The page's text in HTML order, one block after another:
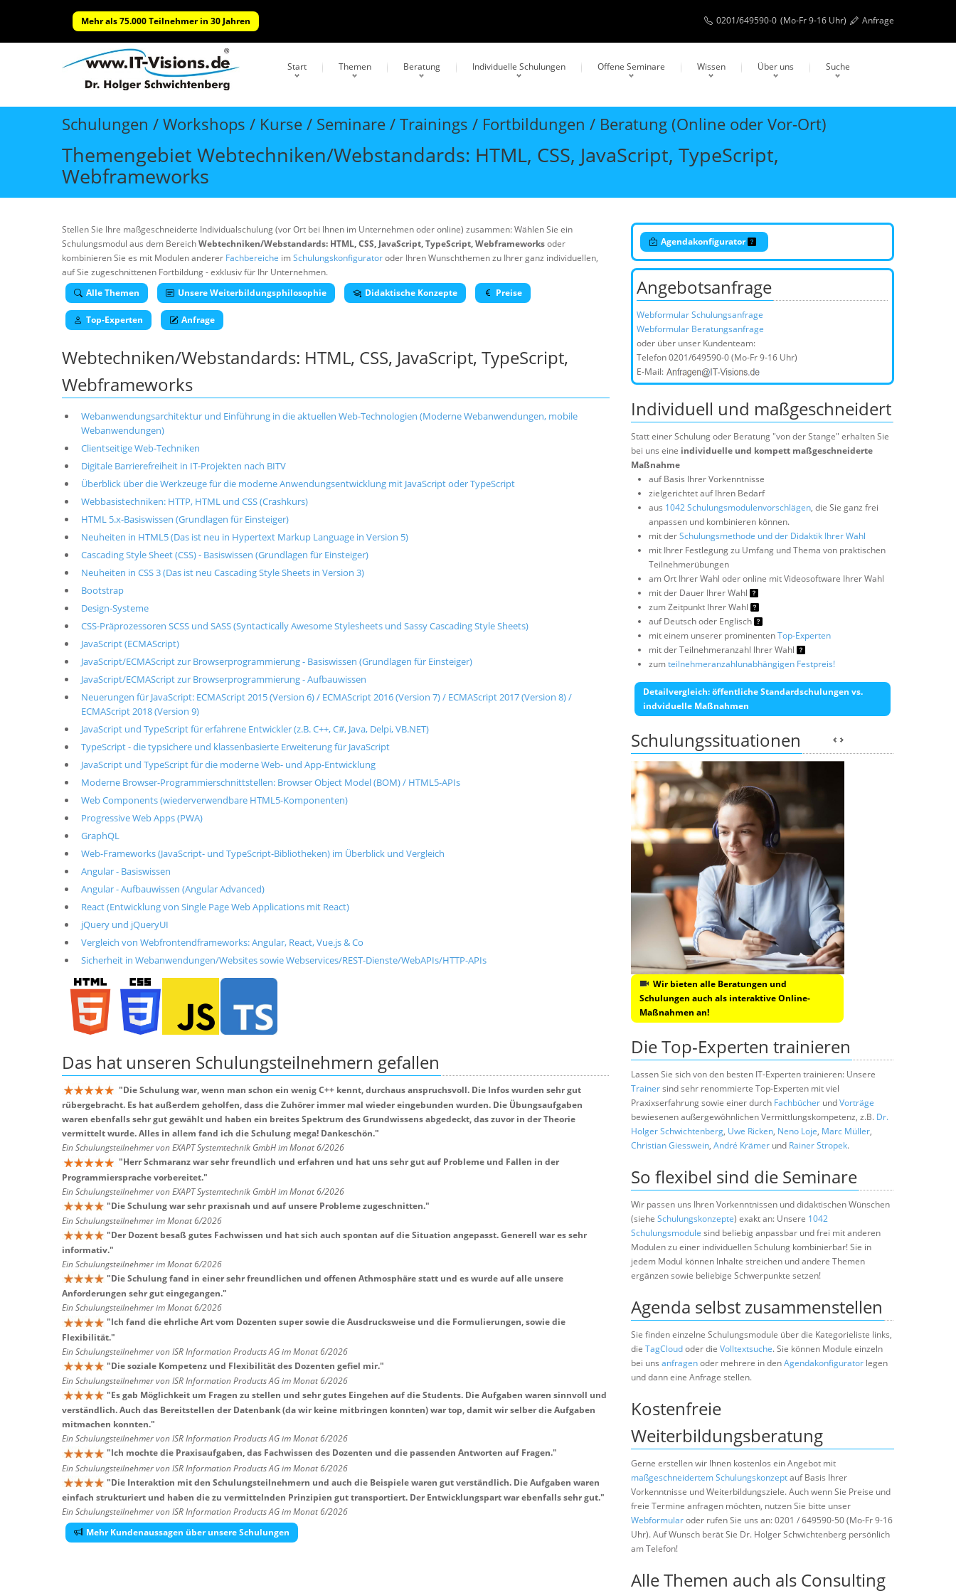
Mehr als 75.000 Teilnehmer in 30 Jahren 0201/649590-0 (Mo-Fr 9-16 Uhr) Anfrage
Start Themen Beratung Individuelle Schulungen Offene Seminare Wissen Über uns Suche
Schulungen / Workshops / Kurse / Seminare / Trainings / Fortbildungen / Beratung (Online oder Vor-Ort)
Themengebiet Webtechniken/Webstandards: HTML, CSS, JavaScript, TypeScript,
Webframeworks
Stellen Sie Ihre maßgeschneiderte Individualschulung (vor Ort bei Ihnen im Unternehmen oder online) zusammen: Wählen Sie ein
Schulungsmodul aus dem BereichWebtechniken/Webstandards: HTML, CSS, JavaScript, TypeScript, Webframeworksoder
kombinieren Sie es mit Modulen anderer Fachbereiche imSchulungskonfiguratoroder Ihren Wunschthemen zu Ihrer ganz individuellen,
auf Sie zugeschnittenen Fortbildung - exklusiv für Ihr Unternehmen.
Alle Themen
Unsere Weiterbildungsphilosophie Didaktische Konzepte Preise
Top-Experten Anfrage
Webtechniken/Webstandards: HTML, CSS, JavaScript, TypeScript,
Webframeworks
Webanwendungsarchitektur und Einführung in die aktuellen Web-Technologien (Moderne Webanwendungen, mobile
Webanwendungen)
Clientseitige Web-Techniken
Digitale Barrierefreiheit in IT-Projekten nach BITV
Überblick über die Werkzeuge für die moderne Anwendungsentwicklung mit JavaScript oder TypeScript
Webbasistechniken: HTTP, HTML und CSS (Crashkurs)
HTML 5.x-Basiswissen (Grundlagen für Einsteiger)
Neuheiten in HTML5 (Das ist neu in Hypertext Markup Language in Version 5)
Cascading Style Sheet (CSS) - Basiswissen (Grundlagen für Einsteiger)
Neuheiten in CSS 3 (Das ist neu Cascading Style Sheets in Version 3)
Bootstrap
Design-Systeme
CSS-Präprozessoren SCSS und SASS (Syntactically Awesome Stylesheets und Sassy Cascading Style Sheets)
JavaScript (ECMAScript)
JavaScript/ECMAScript zur Browserprogrammierung - Basiswissen (Grundlagen für Einsteiger)
JavaScript/ECMAScript zur Browserprogrammierung - Aufbauwissen
Neuerungen für JavaScript: ECMAScript 2015 (Version 6) / ECMAScript 2016 (Version 7) / ECMAScript 2017 (Version 8) /
ECMAScript 2018 (Version 9)
JavaScript und TypeScript für erfahrene Entwickler (z.B. C++, C#, Java, Delpi, VB.NET)
TypeScript - die typsichere und klassenbasierte Erweiterung für JavaScript
JavaScript und TypeScript für die moderne Web- und App-Entwicklung
Moderne Browser-Programmierschnittstellen: Browser Object Model (BOM) / HTML5-APIs
Web Components (wiederverwendbare HTML5-Komponenten)
Progressive Web Apps (PWA)
GraphQL
Web-Frameworks (JavaScript- und TypeScript-Bibliotheken) im Überblick und Vergleich
Angular - Basiswissen
Angular - Aufbauwissen (Angular Advanced)
React (Entwicklung von Single Page Web Applications mit React)
jQuery und jQueryUI
Vergleich von Webfrontendframeworks: Angular, React, Vue.js & Co
Sicherheit in Webanwendungen/Websites sowie Webservices/REST-Dienste/WebAPIs/HTTP-APIs
Das hat unseren Schulungsteilnehmern gefallen
"Die Schulung war, wenn man schon ein wenig C++ kennt, durchaus anspruchsvoll. Die Infos wurden sehr gut
rübergebracht. Es hat außerdem geholfen, dass die Zuhörer immer mal wieder eingebunden wurden. Die Übungsaufgaben
waren ebenfalls sehr gut gewählt und haben ein breites Spektrum des Grundwissens abgedeckt, das zuvor in der Theorie
vermittelt wurde. Alles in allem fand ich die Schulung mega! Dankeschön."
Ein Schulungsteilnehmer von EXAPT Systemtechnik GmbH im Monat 6/2026
"Herr Schmaranz war sehr freundlich und erfahren und hat uns sehr gut auf Probleme und Fallen in der
Programmiersprache vorbereitet."
Ein Schulungsteilnehmer von EXAPT Systemtechnik GmbH im Monat 6/2026
"Die Schulung war sehr praxisnah und auf unsere Probleme zugeschnitten."
Ein Schulungsteilnehmer im Monat 6/2026
"Der Dozent besaß gutes Fachwissen und hat sich auch spontan auf die Situation angepasst. Generell war es sehr
informativ."
Ein Schulungsteilnehmer im Monat 6/2026
"Die Schulung fand in einer sehr freundlichen und offenen Athmosphäre statt und es wurde auf alle unsere
Anforderungen sehr gut eingegangen."
Ein Schulungsteilnehmer im Monat 6/2026
"Ich fand die ehrliche Art vom Dozenten super sowie die Ausdrucksweise und die Formulierungen, sowie die
Flexibilität."
Ein Schulungsteilnehmer von ISR Information Products AG im Monat 6/2026
"Die soziale Kompetenz und Flexibilität des Dozenten gefiel mir."
Ein Schulungsteilnehmer von ISR Information Products AG im Monat 6/2026
"Es gab Möglichkeit um Fragen zu stellen und sehr gutes Eingehen auf die Students. Die Aufgaben waren sinnvoll und
verständlich. Auch das Bereitstellen der Datenbank (da wir keine mitbringen konnten) war top, damit wir selber die Aufgaben
mitmachen konnten."
Ein Schulungsteilnehmer von ISR Information Products AG im Monat 6/2026
"Ich mochte die Praxisaufgaben, das Fachwissen des Dozenten und die passenden Antworten auf Fragen."
Ein Schulungsteilnehmer von ISR Information Products AG im Monat 6/2026
"Die Interaktion mit den Schulungsteilnehmern und auch die Beispiele waren gut verständlich. Die Aufgaben waren
einfach strukturiert und haben die zu vermittelnden Prinzipien gut transportiert. Der Entwicklungspart war ebenfalls sehr gut."
Ein Schulungsteilnehmer von ISR Information Products AG im Monat 6/2026
Mehr Kundenaussagen über unsere Schulungen
Agendakonfigurator
Angebotsanfrage
Webformular Schulungsanfrage
Webformular Beratungsanfrage
oder über unser Kundenteam:
Telefon0201/649590-0(Mo-Fr 9-16 Uhr)
E-Mail:
Individuell und maßgeschneidert
Statt einer Schulung oder Beratung "von der Stange" erhalten Sie
bei uns eine individuelle und kompett maßgeschneiderte
Maßnahme
auf Basis Ihrer Vorkenntnisse
zielgerichtet auf Ihren Bedarf
aus 1042 Schulungsmodulenvorschlägen, die Sie ganz frei
anpassen und kombinieren können.
mit derSchulungsmethode und der Didaktik Ihrer Wahl
mit Ihrer Festlegung zu Umfang und Thema von praktischen
Teilnehmerübungen
am Ort Ihrer Wahl oder online mit Videosoftware Ihrer Wahl
mit der Dauer Ihrer Wahl
zum Zeitpunkt Ihrer Wahl
auf Deutsch oder Englisch
mit einem unserer prominentenTop-Experten
mit der Teilnehmeranzahl Ihrer Wahl
zumteilnehmeranzahlunabhängigen Festpreis!
Detailvergleich: öffentliche Standardschulungen vs.
indviduelle Maßnahmen
Schulungssituationen
Wir bieten alle Beratungen und
Schulungen auch als interaktive Online-
Maßnahmen an!
Die Top-Experten trainieren
Lassen Sie sich von den besten IT-Experten trainieren: Unsere
Trainersind sehr renommierte Top-Experten mit viel
Praxixserfahrung sowie einer durch Fachbücher undVorträge
bewiesenen außergewöhnlichen Vermittlungskompetenz, z.B. Dr.
Holger Schwichtenberg, Uwe Ricken, Neno Loje, Marc Müller,
Christian Giesswein, André Krämer und Rainer Stropek.
So flexibel sind die Seminare
Wir passen uns Ihren Vorkenntnissen und didaktischen Wünschen
(siehe Schulungskonzepte) exakt an: Unsere 1042
Schulungsmodule sind beliebig anpassbar und frei mit anderen
Modulen zu einer individuellen Schulung kombinierbar! Sie in
jedem Modul können Inhalte streichen und andere Themen
ergänzen sowie beliebige Schwerpunkte setzen!
Agenda selbst zusammenstellen
Sie finden einzelne Schulungsmodule über die Kategorieliste links,
die TagCloudoder die Volltextsuche. Sie können Module einzeln
bei uns anfragenoder mehrere in denAgendakonfigurator legen
und dann eine Anfrage stellen.
Kostenfreie
Weiterbildungsberatung
Gerne erstellen wir Ihnen kostenlos ein Angebot mit
maßgeschneidertem Schulungskonzeptauf Basis Ihrer
Vorkenntnisse und Weiterbildungsziele. Auch wenn Sie Preise und
freie Termine anfragen möchten, nutzen Sie bitte unser
Webformularoder rufen Sie uns an: 0201 / 649590-50 (Mo-Fr 9-16
Uhr). Auf Wunsch berät Sie Dr. Holger Schwichtenberg persönlich
am Telefon!
Alle Themen auch als Consulting